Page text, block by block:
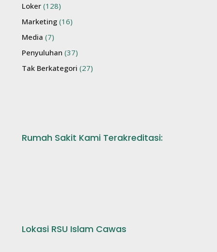
Loker (128)
Marketing (16)
Media (7)
Penyuluhan (37)
Tak Berkategori (27)
Rumah Sakit Kami Terakreditasi:
Lokasi RSU Islam Cawas